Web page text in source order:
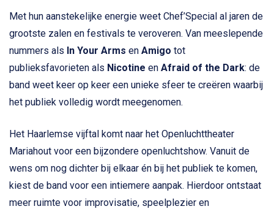
Met hun aanstekelijke energie weet Chef’Special al jaren de
grootste zalen en festivals te veroveren. Van meeslepende
nummers als In Your Arms en Amigo tot
publieksfavorieten als Nicotine en Afraid of the Dark: de
band weet keer op keer een unieke sfeer te creëren waarbij
het publiek volledig wordt meegenomen.
Het Haarlemse vijftal komt naar het Openluchttheater
Mariahout voor een bijzondere openluchtshow. Vanuit de
wens om nog dichter bij elkaar én bij het publiek te komen,
kiest de band voor een intiemere aanpak. Hierdoor ontstaat
meer ruimte voor improvisatie, speelplezier en